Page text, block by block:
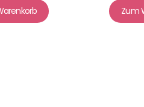
Zum